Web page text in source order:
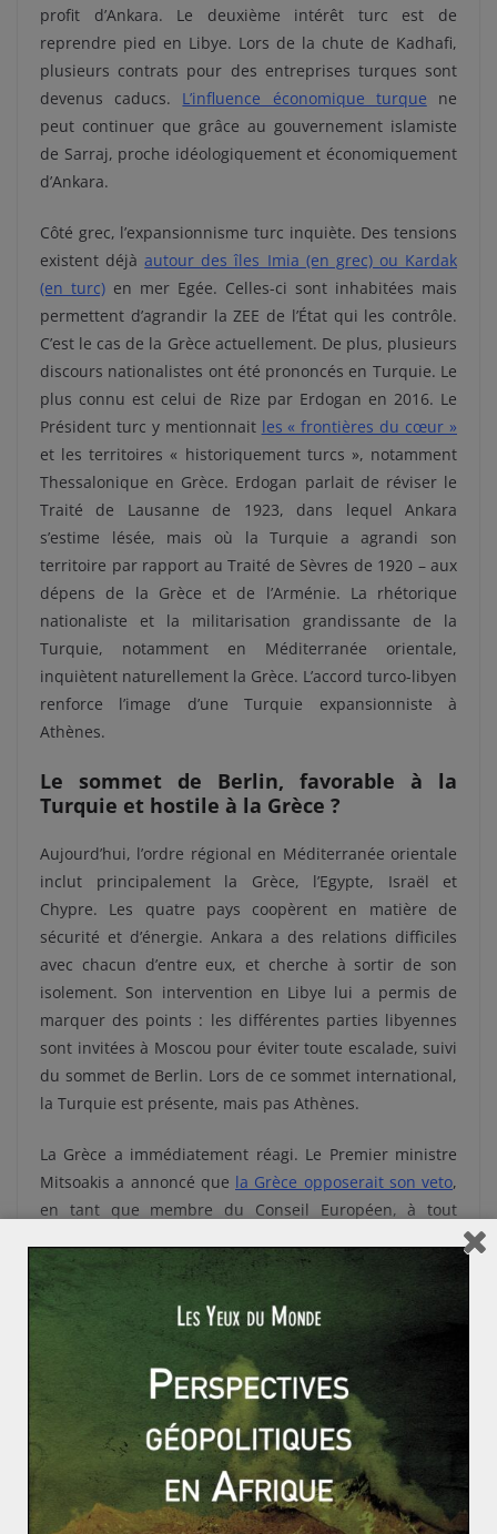
profit d’Ankara. Le deuxième intérêt turc est de
reprendre pied en Libye. Lors de la chute de Kadhafi,
plusieurs contrats pour des entreprises turques sont
devenus caducs. L’influence économique turque ne
peut continuer que grâce au gouvernement islamiste
de Sarraj, proche idéologiquement et économiquement
d’Ankara.
Côté grec, l’expansionnisme turc inquiète. Des tensions
existent déjàautour des îles Imia (en grec) ou Kardak
(en turc) en mer Egée. Celles-ci sont inhabitées mais
permettent d’agrandir la ZEE de l’État qui les contrôle.
C’est le cas de la Grèce actuellement. De plus, plusieurs
discours nationalistes ont été prononcés en Turquie. Le
plus connu est celui de Rize par Erdogan en 2016. Le
Président turc y mentionnait les « frontières du cœur »
et les territoires « historiquement turcs », notamment
Thessalonique en Grèce. Erdogan parlait de réviser le
Traité de Lausanne de 1923, dans lequel Ankara
s’estime lésée, mais où la Turquie a agrandi son
territoire par rapport au Traité de Sèvres de 1920 – aux
dépens de la Grèce et de l’Arménie. La rhétorique
nationaliste et la militarisation grandissante de la
Turquie, notamment en Méditerranée orientale,
inquiètent naturellement la Grèce. L’accord turco-libyen
renforce l’image d’une Turquie expansionniste à
Athènes.
Le sommet de Berlin, favorable à la
Turquie et hostile à la Grèce ?
Aujourd’hui, l’ordre régional en Méditerranée orientale
inclut principalement la Grèce, l’Egypte, Israël et
Chypre. Les quatre pays coopèrent en matière de
sécurité et d’énergie. Ankara a des relations difficiles
avec chacun d’entre eux, et cherche à sortir de son
isolement. Son intervention en Libye lui a permis de
marquer des points : les différentes parties libyennes
sont invitées à Moscou pour éviter toute escalade, suivi
du sommet de Berlin. Lors de ce sommet international,
la Turquie est présente, mais pas Athènes.
La Grèce a immédiatement réagi. Le Premier ministre
Mitsoakis a annoncé que la Grèce opposerait son veto,
en tant que membre du Conseil Européen, à tout
des ZEE de l’accord turco-libyen. Athènes manifeste
ainsi sa colère vis-à-vis de l’Europe, plus qu’une
implication réelle dans la crise libyenne. L’Allemagne
n’a pas vraiment fourni de réponse sur la non-invitation
de la Grèce, expliquant que les raisons ne peuvent être
révélées publiquement. Rappelons par ailleurs que la
Tunisie, frontalière de la Libye, n’a pas été invitée à
Berlin non plus. Suite à l’indignation, une invitation a
tout de même été envoyée, maisTunis a refusé d’y
participer. Le sommet de Berlin a donc créé de